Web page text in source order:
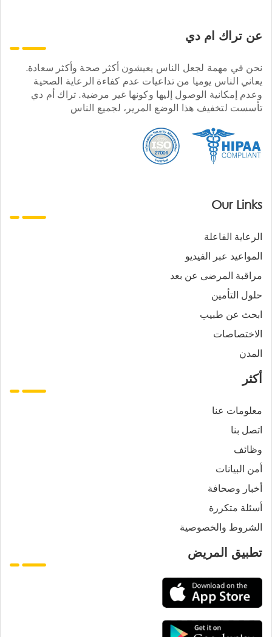
عن تراك ام دي
نحن في مهمة لجعل الناس يعيشون أكثر صحة وأكثر سعادة.
يعاني الناس يوميا من تداعيات عدم كفاءة الرعاية الصحية
وعدم إمكانية الوصول إليها وكونها غير مرضية. تراك أم دي
تأسست لتخفيف هذا الوضع المرير، لجميع الناس
Our Links
الرعاية الفاعلة
المواعيد عبر الفيديو
مراقبة المرضى عن بعد
حلول التأمين
ابحث عن طبيب
الاختصاصات
المدن
أكثر
معلومات عنا
اتصل بنا
وظائف
أمن البيانات
أخبار وصحافة
أسئلة متكررة
الشروط والخصوصية
تطبيق المريض